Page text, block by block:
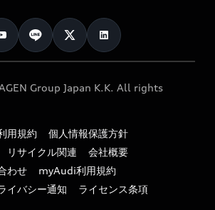
ート
ント
ペーン
）
Group Japan K.K. All rights
用規約
個人情報保護方針
リサイクル関連
会社概要
わせ
myAudi利用規約
イバシー通知
ライセンス条項